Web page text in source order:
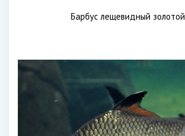
Барбус лещевидный золотой